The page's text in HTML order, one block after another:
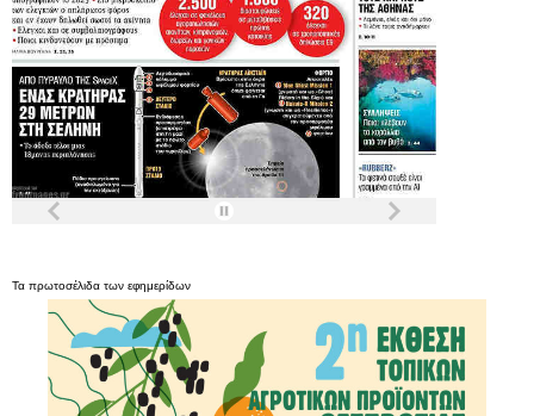
Τα πρωτοσέλιδα των εφημερίδων